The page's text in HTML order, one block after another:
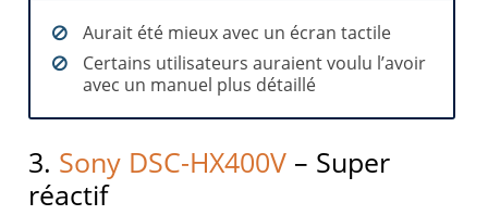
Aurait été mieux avec un écran tactile
Certains utilisateurs auraient voulu l’avoir
avec un manuel plus détaillé
3. Sony DSC-HX400V – Super
réactif